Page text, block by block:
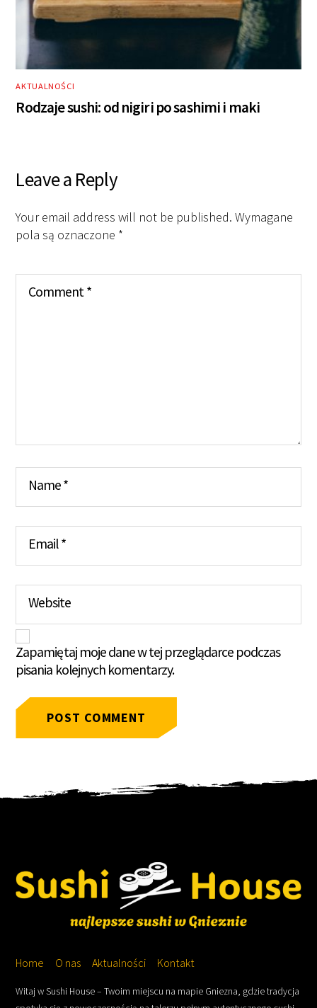
AKTUALNOŚCI
Rodzaje sushi: od nigiri po sashimi i maki
Leave a Reply
Your email address will not be published. Wymagane
pola są oznaczone *
Comment*
Name*
Email*
Website
Zapamiętaj moje dane w tej przeglądarce podczas
pisania kolejnych komentarzy.
Home O nas Aktualności Kontakt
Witaj w Sushi House – Twoim miejscu na mapie Gniezna, gdzie tradycja